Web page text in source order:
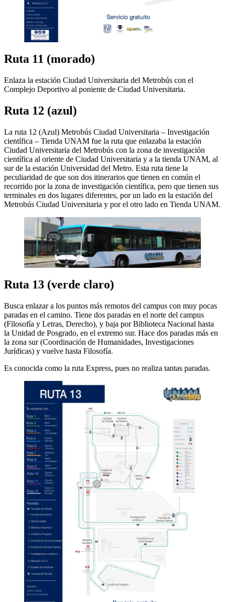
Ruta 11 (morado)
Enlaza la estación Ciudad Universitaria del Metrobús con el
Complejo Deportivo al poniente de Ciudad Universitaria.
Ruta 12 (azul)
La ruta 12 (Azul) Metrobús Ciudad Universitaria – Investigación
científica – Tienda UNAM fue la ruta que enlazaba la estación
Ciudad Universitaria del Metrobús con la zona de investigación
científica al oriente de Ciudad Universitaria y a la tienda UNAM, al
sur de la estación Universidad del Metro. Esta ruta tiene la
peculiaridad de que son dos itinerarios que tienen en común el
recorrido por la zona de investigación científica, pero que tienen sus
terminales en dos lugares diferentes, por un lado en la estación del
Metrobús Ciudad Universitaria y por el otro lado en Tienda UNAM.
Ruta 13 (verde claro)
Busca enlazar a los puntos más remotos del campus con muy pocas
paradas en el camino. Tiene dos paradas en el norte del campus
(Filosofía y Letras, Derecho), y baja por Biblioteca Nacional hasta
la Unidad de Posgrado, en el extremo sur. Hace dos paradas más en
la zona sur (Coordinación de Humanidades, Investigaciones
Jurídicas) y vuelve hasta Filosofía.
Es conocida como la ruta Express, pues no realiza tantas paradas.